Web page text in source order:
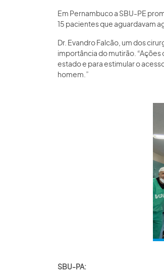
Em Pernambuco a SBU-PE
15 pacientes que aguardavam
Dr. Evandro Falcão, um dos
importância do mutirão.
estado e para estimular o
homem.”
SBU-PA: